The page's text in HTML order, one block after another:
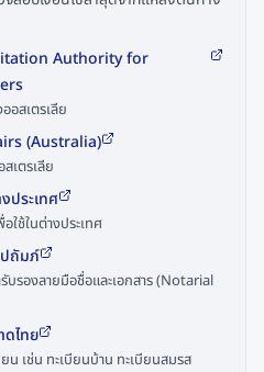
Authority for
อสเตรเลีย
(Australia)
เตรเลีย
ประเทศ
ใช้ในต่างประเทศ
ปถัมภ์
รองลายมือชื่อและเอกสาร (Notarial
ดไทย
น เช่น ทะเบียนบ้าน ทะเบียนสมรส